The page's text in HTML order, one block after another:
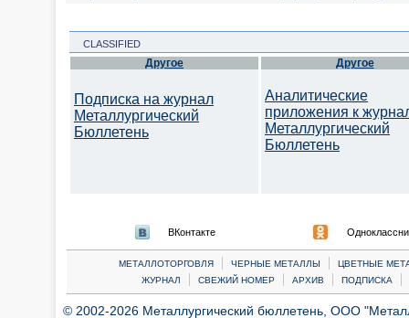
CLASSIFIED
Другое
Подписка на журнал
Металлургический
Бюллетень
Другое
Аналитические
приложения к
Металлургический
Бюллетень
ВКонтакте
МЕТАЛЛОТОРГОВЛЯ | ЧЕРНЫЕ МЕТАЛЛЫ |
ЦВЕТНЫЕ
ЖУРНАЛ
| СВЕЖИЙ НОМЕР | АРХИВ | ПОДПИСКА |
© 2002-2026 Металлургический бюллетень, ООО